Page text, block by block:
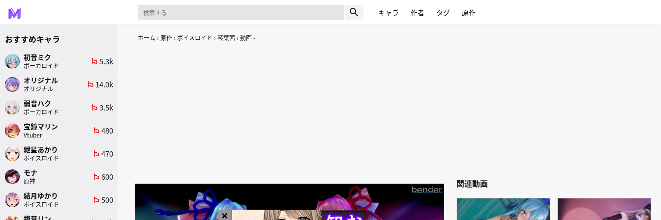
search キャラ 作者 タグ 原作
ホーム 原作 ボイスロイド 琴葉茜 動画
×
関連動画
おすすめキャラ
初音ミク
ボーカロイド
emoji_flags 5.3k
オリジナル
オリジナル
emoji_flags 14.0k
弱音ハク
ボーカロイド
emoji_flags 3.5k
宝鐘マリン
Vtuber
emoji_flags 480
紲星あかり
ボイスロイド
emoji_flags 470
モナ
原神
emoji_flags 600
結月ゆかり
ボイスロイド
emoji_flags 500